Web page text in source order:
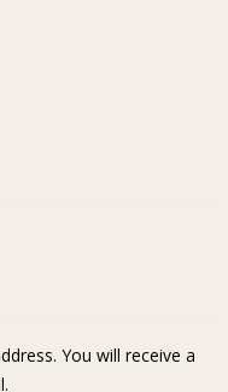
You will receive a